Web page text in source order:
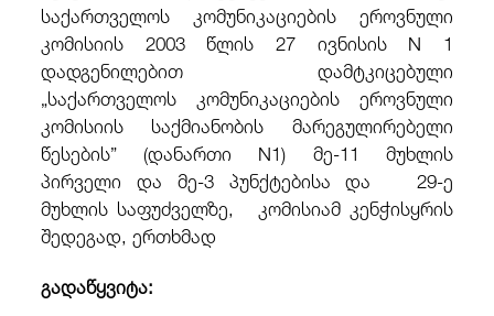
საქართველოს კომუნიკაციების ეროვნული
კომისიის 2003 წლის 27 ივნისის N 1
დადგენილებით დამტკიცებული
„საქართველოს კომუნიკაციების ეროვნული
კომისიის საქმიანობის მარეგულირებელი
წესების” (დანართი N1) მე-11 მუხლის
პირველი და მე-3 პუნქტებისა და 29-ე
მუხლის საფუძველზე, კომისიამ კენჭისყრის
შედეგად, ერთხმად
გადაწყვიტა: